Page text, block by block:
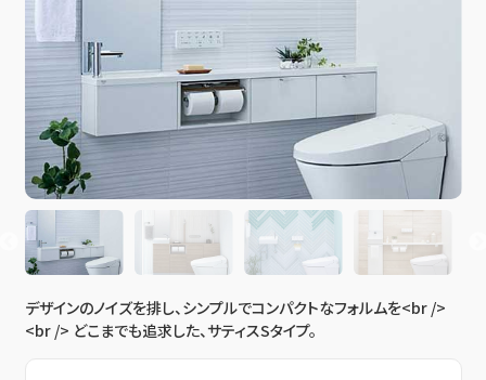
デザインのノイズを排し、シンプルでコンパクトなフォルムを<br />
<br /> どこまでも追求した、サティスSタイプ。